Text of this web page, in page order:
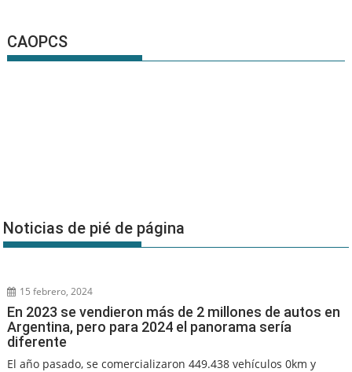
CAOPCS
Noticias de pié de página
15 febrero, 2024
En 2023 se vendieron más de 2 millones de autos en
Argentina, pero para 2024 el panorama sería
diferente
El año pasado, se comercializaron 449.438 vehículos 0km y